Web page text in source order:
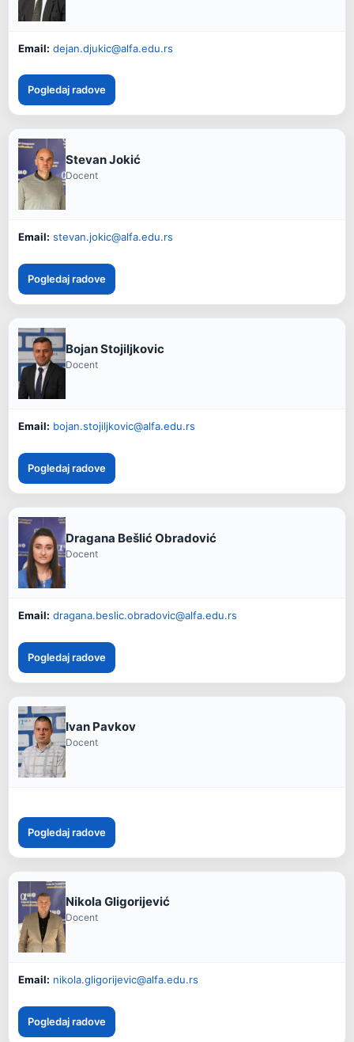
Email: dejan.djukic@alfa.edu.rs
Pogledaj radove
Stevan Jokić
Docent
Email: stevan.jokic@alfa.edu.rs
Pogledaj radove
Bojan Stojiljkovic
Docent
Email: bojan.stojiljkovic@alfa.edu.rs
Pogledaj radove
Dragana Bešlić Obradović
Docent
Email: dragana.beslic.obradovic@alfa.edu.rs
Pogledaj radove
Ivan Pavkov
Docent
Pogledaj radove
Nikola Gligorijević
Docent
Email: nikola.gligorijevic@alfa.edu.rs
Pogledaj radove